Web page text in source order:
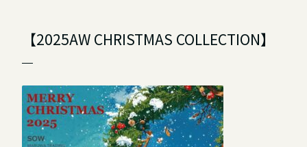
【2025AW CHRISTMAS COLLECTION】